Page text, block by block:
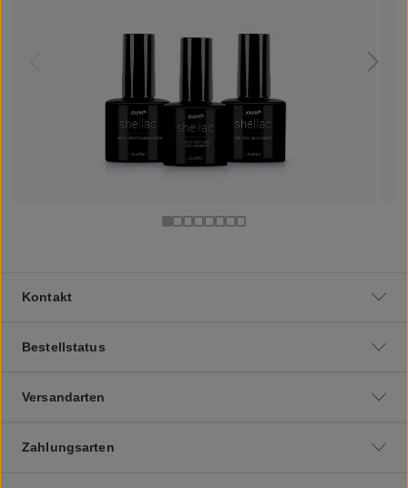
Kontakt
Bestellstatus
Versandarten
Zahlungsarten